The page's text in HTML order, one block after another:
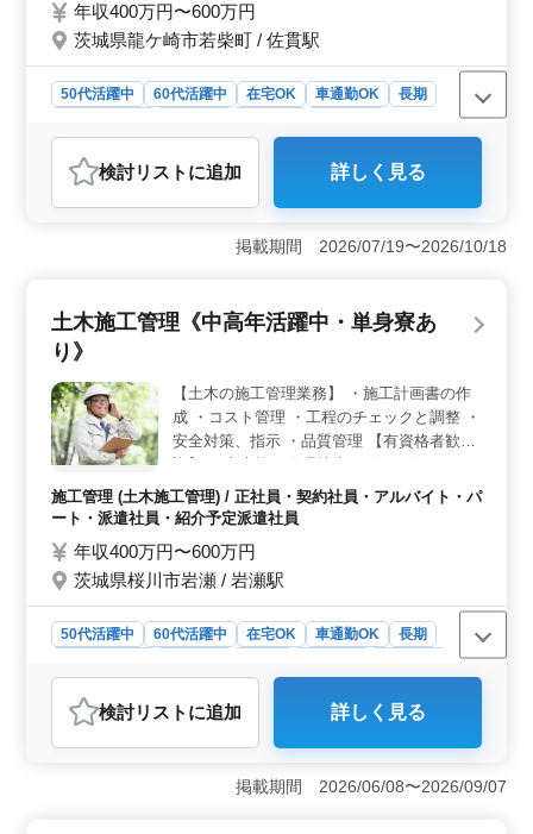
年収400万円〜600万円
茨城県龍ケ崎市若柴町 / 佐貫駅
50代活躍中 60代活躍中 在宅OK 車通勤OK
長期
おすすめポイント
＜安定した雇用と働きやすさ＞ 中高年活躍中であり、
契約形態も柔軟にあります。長期的な雇用が見込め、交
通費も全額支給されます。 ＜豊富な経験を活かせる
適な環境です。 ＜福利厚生と働きやすい環境＞ 健
康保険・厚生年金などの福利厚生が整っており、土日祝
検討リスト に追加 詳しく見る
掲載期間 2026/07/19〜2026/10/18
土木施工管理《中高年活躍中・単身寮あ
り》
【土木の施工管理業務】 ・施工計画書の作
成 ・コスト管理 ・工程のチェックと調整 ・
安全対策、指示 ・品質管理 【有資格者歓
50代、60代の経験者歓迎です。
施工管理 (土木施工管理) / 正社員・契約社員・アルバイト・パ
ート・派遣社員・紹介予定派遣社員
年収400万円〜600万円
茨城県桜川市岩瀬 / 岩瀬駅
50代活躍中 60代活躍中 在宅OK 車通勤OK
長期
アルバイト・パート
おすすめポイント
＜単身寮の利用可能＞ 岩瀬駅周辺での土木施工管理の
経験者を歓迎します。中高年の方々が活躍できる職場
で、単身寮の利用が可能です。新しい環境での仕事に集
検討リスト に追加 詳しく見る
掲載期間 2026/06/08〜2026/09/07